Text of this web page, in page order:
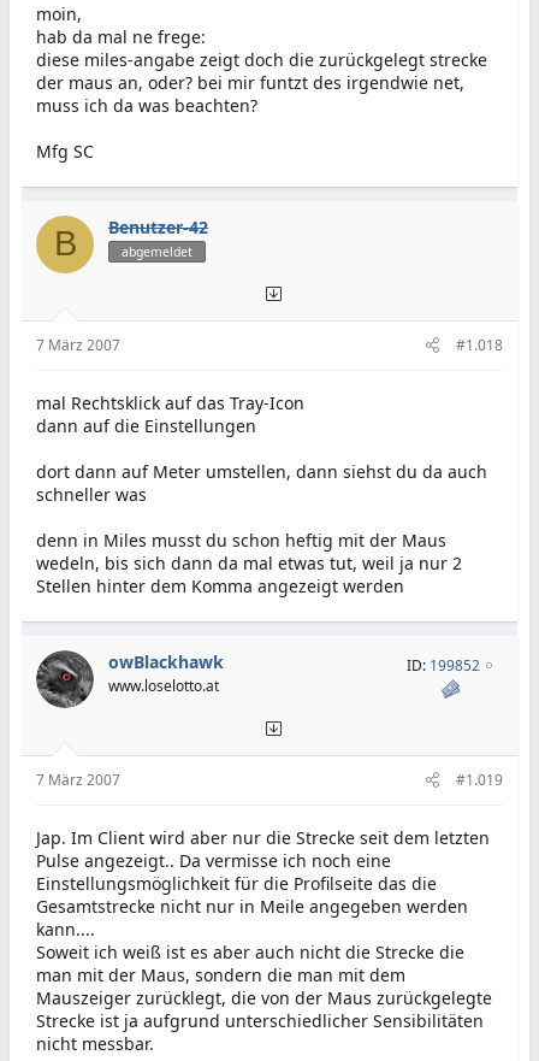
moin,
hab da mal ne frege:
diese miles-angabe zeigt doch die zurückgelegt strecke
der maus an, oder? bei mir funtzt des irgendwie net,
muss ich da was beachten?
Mfg SC
B Benutzer-42
abgemeldet
7 März 2007 #1.018
mal Rechtsklick auf das Tray-Icon
dann auf die Einstellungen
dort dann auf Meter umstellen, dann siehst du da auch
schneller was
denn in Miles musst du schon heftig mit der Maus
wedeln, bis sich dann da mal etwas tut, weil ja nur 2
Stellen hinter dem Komma angezeigt werden
owBlackhawk
www.loselotto.at
ID: 199852
7 März 2007 #1.019
Jap. Im Client wird aber nur die Strecke seit dem letzten
Pulse angezeigt.. Da vermisse ich noch eine
Einstellungsmöglichkeit für die Profilseite das die
Gesamtstrecke nicht nur in Meile angegeben werden
kann....
Soweit ich weiß ist es aber auch nicht die Strecke die
man mit der Maus, sondern die man mit dem
Mauszeiger zurücklegt, die von der Maus zurückgelegte
Strecke ist ja aufgrund unterschiedlicher Sensibilitäten
nicht messbar.